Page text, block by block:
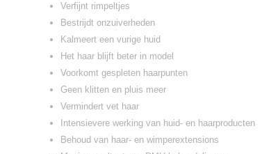
Verfijnt rimpeltjes
Bestrijdt onzuiverheden
Kalmeert een vurige huid
Het haar blijft beter in model
Voorkomt gespleten haarpunten
Geen klitten en pluis meer
Vermindert vet haar
Intensievere werking van huid- en haarproducten
Behoud van haar- en wimperextensions